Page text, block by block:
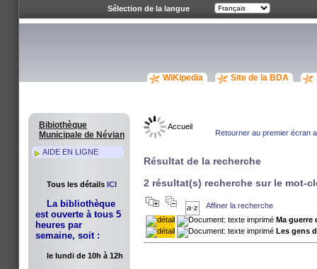
Accueil
WiKipedia Site de la BDA
Retourner au premier écran
Résultat de la recherche
2 résultat(s) recherche sur le mot-
Affiner la recherche
Ma guerre
Les gens
Bibiothèque
Municipale de Névian
AIDE EN LIGNE
Tous les détailsICI
La bibliothèque
est ouverte à tous 5
heures par
semaine, soit :
le lundi de 10h à 12h
Sélection de la langue